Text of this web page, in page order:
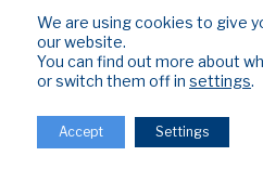
ZISTIŤ
Nevyhnutné údaje pre
We are using cookies to give
our website.
You can find out more about
or switch them off in settings
Accept Settings